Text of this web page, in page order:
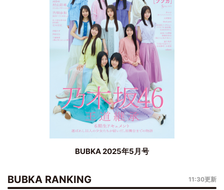
BUBKA 2025年5月号
BUBKA RANKING 11:30更新